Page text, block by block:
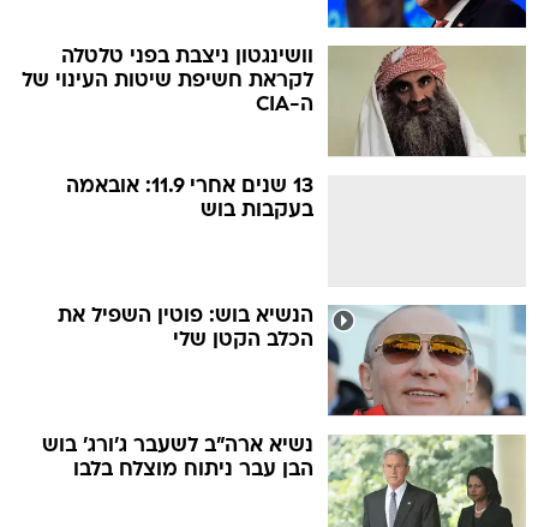
וושינגטון ניצבת בפני טלטלה
לקראת חשיפת שיטות העינוי של
ה-CIA
13 שנים אחרי 11.9: אובאמה
בעקבות בוש
הנשיא בוש: פוטין השפיל את
הכלב הקטן שלי
נשיא ארה"ב לשעבר ג'ורג' בוש
הבן עבר ניתוח מוצלח בלבו